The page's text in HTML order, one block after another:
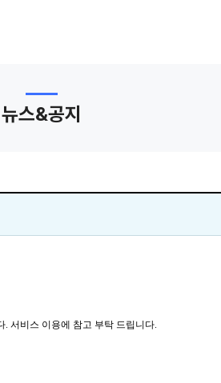
뉴스&공지
서비스 이용에 참고 부탁 드립니다.